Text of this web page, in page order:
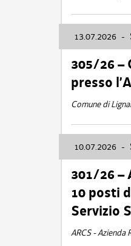
13.07.2026 -
305/26 –
presso
Comune di
10.07.2026 -
301/26 –
10 posti
Servizio
ARCS - Azienda